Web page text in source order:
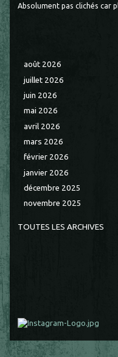
Absolument pas clichés car
août 2026
juillet 2026
juin 2026
mai 2026
avril 2026
mars 2026
février 2026
janvier 2026
décembre 2025
novembre 2025
TOUTES LES ARCHIVES